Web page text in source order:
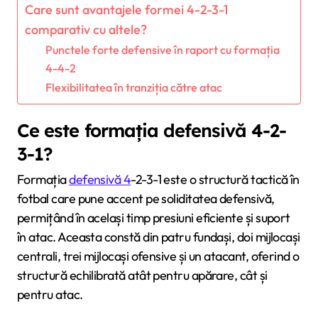
Care sunt avantajele formei 4-2-3-1
comparativ cu altele?
Punctele forte defensive în raport cu formația
4-4-2
Flexibilitatea în tranziția către atac
Ce este formația defensivă 4-2-
3-1?
Formațiadefensivă 4-2-3-1 este o structură tactică în
fotbal care pune accent pe soliditatea defensivă,
permițând în același timp presiuni eficiente și suport
în atac. Aceasta constă din patru fundași, doi mijlocași
centrali, trei mijlocași ofensive și un atacant, oferind o
structură echilibrată atât pentru apărare, cât și
pentru atac.